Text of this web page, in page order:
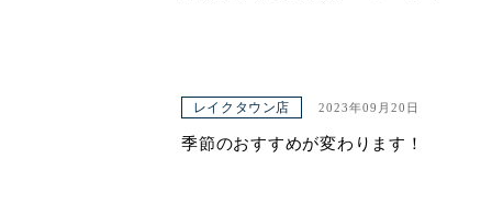
レイクタウン店 2023年09月20日
季節のおすすめが変わります！